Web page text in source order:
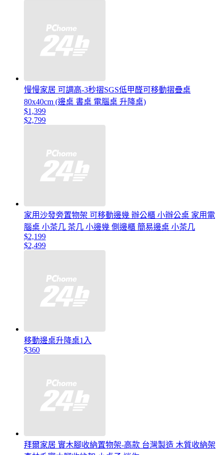
慢慢家居 可調高-3秒摺SGS低甲醛可移動摺疊桌
80x40cm (邊桌 書桌 電腦桌 升降桌)
$1,399
$2,799
家用沙發旁置物架 可移動邊幾 辦公櫃 小辦公桌 家用電
腦桌 小茶几 茶几 小邊幾 側邊櫃 簡易邊桌 小茶几
$2,199
$2,499
移動邊桌升降桌1入
$360
拜爾家居 實木腳收納置物架-高款 台灣製造 木質收納架